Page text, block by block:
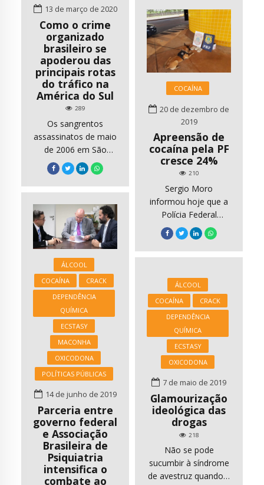
mundo, aumentando
assim preços e
reduzindo a pureza
das substâncias.
Segundo […]
“gangues brasileiras
emergem como
grandes exportadores
de cocaína,
inundando Europa
com pó branco”. O
gráfico reproduzido
acima mostra que o
Brasil se tornou a
principal origem das
apreensões no porto
de Antuérpia, na
Bélgica, no ano
passado. Leia a […]
13 de março de 2020
Como o crime
organizado
brasileiro se
apoderou das
principais rotas
do tráfico na
América do Sul
289
Os sangrentos
assassinatos de maio
de 2006 em São
Paulo deixaram
evidente o poder do
Primeiro Comando da
organização
criminosa do Brasil.
Em 12 de maio
orquestrou diversas
rebeliões nas prisões,
atacou delegacias e
batalhões da Polícia
Militar. Os ataques
deixaram ao menos
30 agentes de
segurança […]
COCAÍNA
20 de dezembro de
2019
Apreensão de
cocaína pela PF
cresce 24%
210
Sergio Moro
informou hoje que a
Polícia Federal
apreendeu, até
novembro deste ano,
98 toneladas de
que as 79 toneladas
apreendidas em todo
o ano de 2018. Saiba
mais em
https://
de-cocaina-pela-pf-
cresce-24/
ÁLCOOL
COCAÍNA
CRACK
DEPENDÊNCIA
QUÍMICA
ECSTASY
MACONHA
OXICODONA
POLÍTICAS PÚBLICAS
14 de junho de 2019
Parceria entre
governo federal
e Associação
Brasileira de
Psiquiatria
intensifica o
combate ao
ÁLCOOL
COCAÍNA
CRACK
DEPENDÊNCIA
QUÍMICA
ECSTASY
OXICODONA
7 de maio de 2019
Glamourização
ideológica das
drogas
218
Não se pode
sucumbir à síndrome
de avestruz quando a